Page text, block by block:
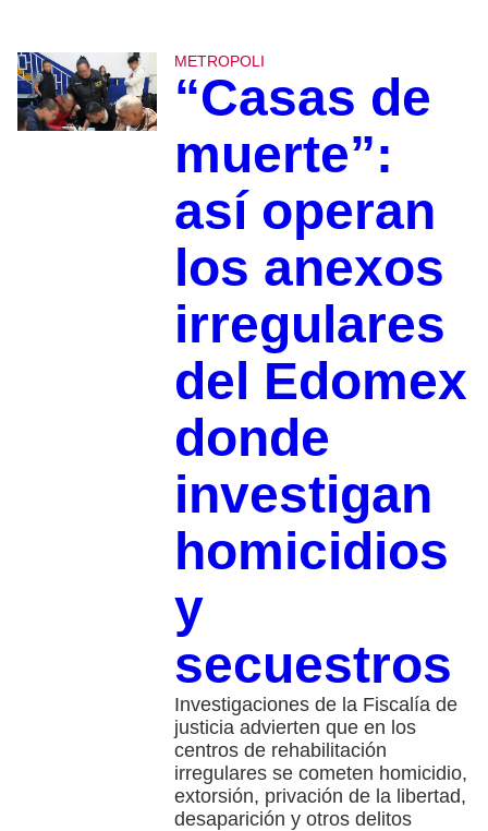
METROPOLI
“Casas de
muerte”:
así operan
los anexos
irregulares
del Edomex
donde
investigan
homicidios
y
secuestros
Investigaciones de la Fiscalía de
justicia advierten que en los
centros de rehabilitación
irregulares se cometen homicidio,
extorsión, privación de la libertad,
desaparición y otros delitos